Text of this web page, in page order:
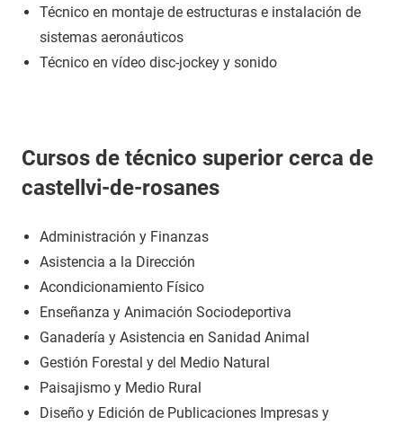
Técnico en montaje de estructuras e instalación de
sistemas aeronáuticos
Técnico en vídeo disc-jockey y sonido
Cursos de técnico superior cerca de
castellvi-de-rosanes
Administración y Finanzas
Asistencia a la Dirección
Acondicionamiento Físico
Enseñanza y Animación Sociodeportiva
Ganadería y Asistencia en Sanidad Animal
Gestión Forestal y del Medio Natural
Paisajismo y Medio Rural
Diseño y Edición de Publicaciones Impresas y